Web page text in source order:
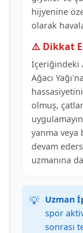
hijyenine
olarak
⚠️ Dikkat
İçeriğindeki
Ağacı
olmuş,
yanma
devam
uzmanına
💡 Uzman
spor
sonrası